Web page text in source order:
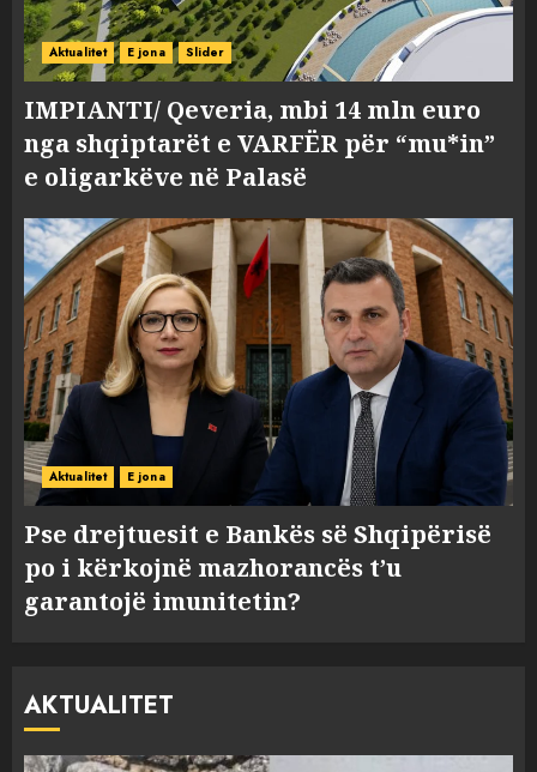
Aktualitet E jona Slider
IMPIANTI/ Qeveria, mbi 14 mln euro
nga shqiptarët e VARFËR për “mu*in”
e oligarkëve në Palasë
Aktualitet E jona
Pse drejtuesit e Bankës së Shqipërisë
po i kërkojnë mazhorancës t’u
garantojë imunitetin?
AKTUALITET